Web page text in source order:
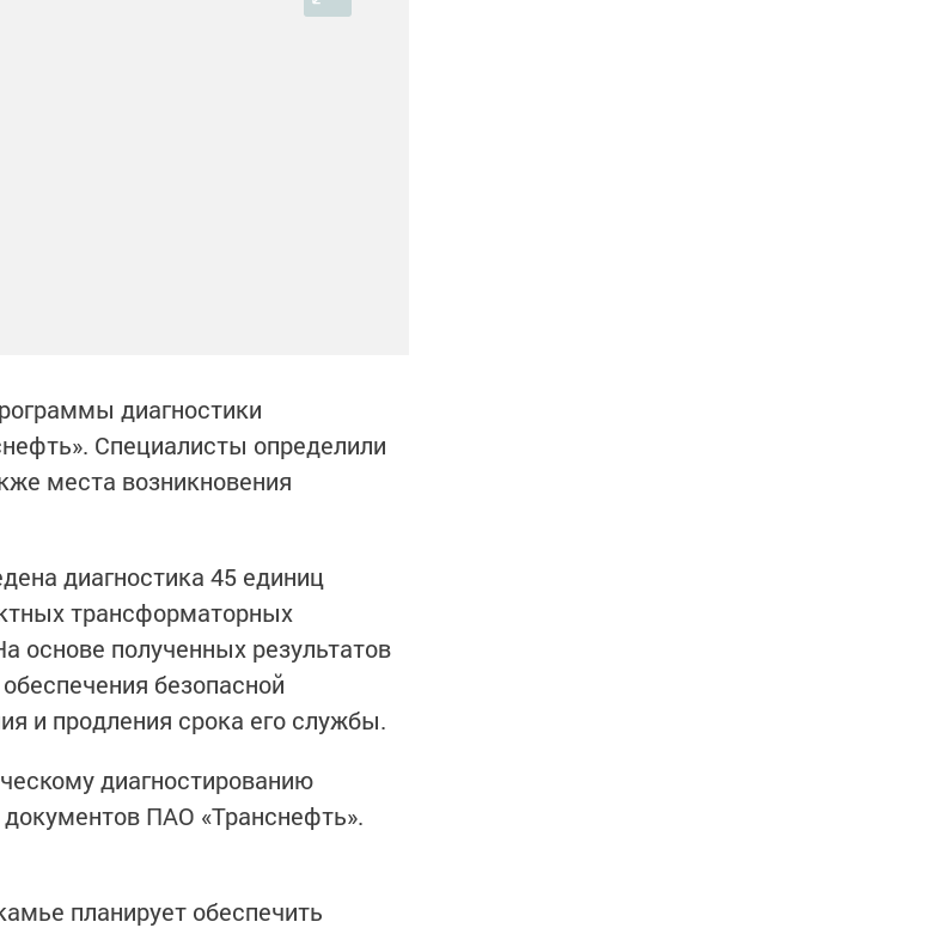
диагностики
Специалисты определили
места возникновения
диагностика 45 единиц
трансформаторных
основе полученных результатов
безопасной
и продления срока его службы.
диагностированию
ПАО «Транснефть».
планирует обеспечить